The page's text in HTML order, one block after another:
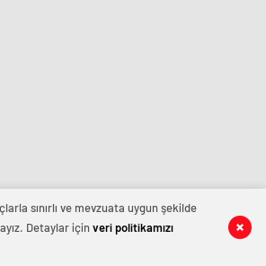
sınırlı ve mevzuata uygun şekilde
Detaylar içinveri politikamızı